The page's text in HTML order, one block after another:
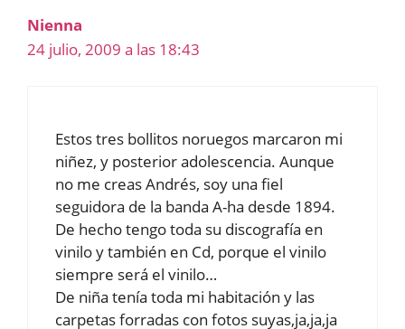
Nienna
24 julio, 2009 a las 18:43
Estos tres bollitos noruegos marcaron mi
niñez, y posterior adolescencia. Aunque
no me creas Andrés, soy una fiel
seguidora de la banda A-ha desde 1894.
De hecho tengo toda su discografía en
vinilo y también en Cd, porque el vinilo
siempre será el vinilo…
De niña tenía toda mi habitación y las
carpetas forradas con fotos suyas,ja,ja,ja